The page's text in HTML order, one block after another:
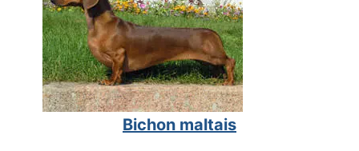
Bichon maltais